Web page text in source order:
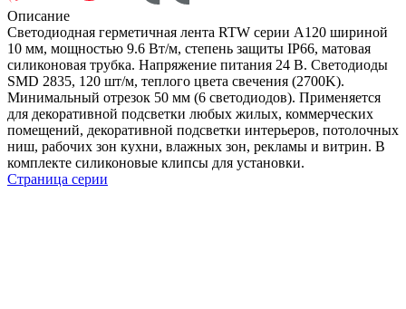
Описание
Светодиодная герметичная лента RTW серии A120 шириной
10 мм, мощностью 9.6 Вт/м, степень защиты IP66, матовая
силиконовая трубка. Напряжение питания 24 В. Светодиоды
SMD 2835, 120 шт/м, теплого цвета свечения (2700K).
Минимальный отрезок 50 мм (6 светодиодов). Применяется
для декоративной подсветки любых жилых, коммерческих
помещений, декоративной подсветки интерьеров, потолочных
ниш, рабочих зон кухни, влажных зон, рекламы и витрин. В
комплекте силиконовые клипсы для установки.
Страница серии